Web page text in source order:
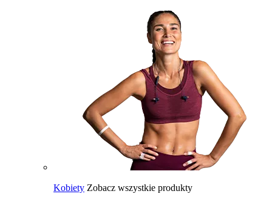
Kobiety Zobacz wszystkie produkty